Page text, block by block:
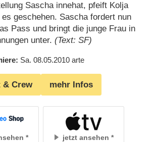
Sascha innehat, pfeift Kolja
geschehen. Sascha fordert nun
Pass und bringt die junge Frau in
unter. (Text: SF)
Sa. 08.05.2010 arte
& Crew mehr Infos
jetzt ansehen